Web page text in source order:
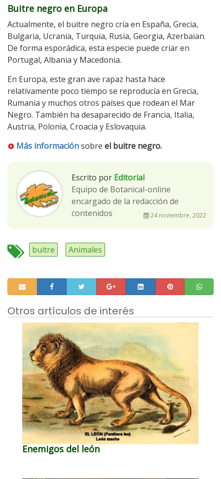
Buitre negro en Europa
Actualmente, el buitre negro cría en España, Grecia,
Bulgaria, Ucrania, Turquia, Rusia, Georgia, Azerbaian.
De forma esporádica, esta especie puede criar en
Portugal, Albania y Macedonia.
En Europa, este gran ave rapaz hasta hace
relativamente poco tiempo se reproducía en Grecia,
Rumania y muchos otros países que rodean el Mar
Negro. También ha desaparecido de Francia, Italia,
Austria, Polonia, Croacia y Eslovaquia.
Más informaciónsobre el buitre negro.
Escrito por Editorial
Equipo de Botanical-online
encargado de la redacción de
contenidos
24 noviembre, 2022
buitre Animales
Otros artículos de interés
Enemigos del león